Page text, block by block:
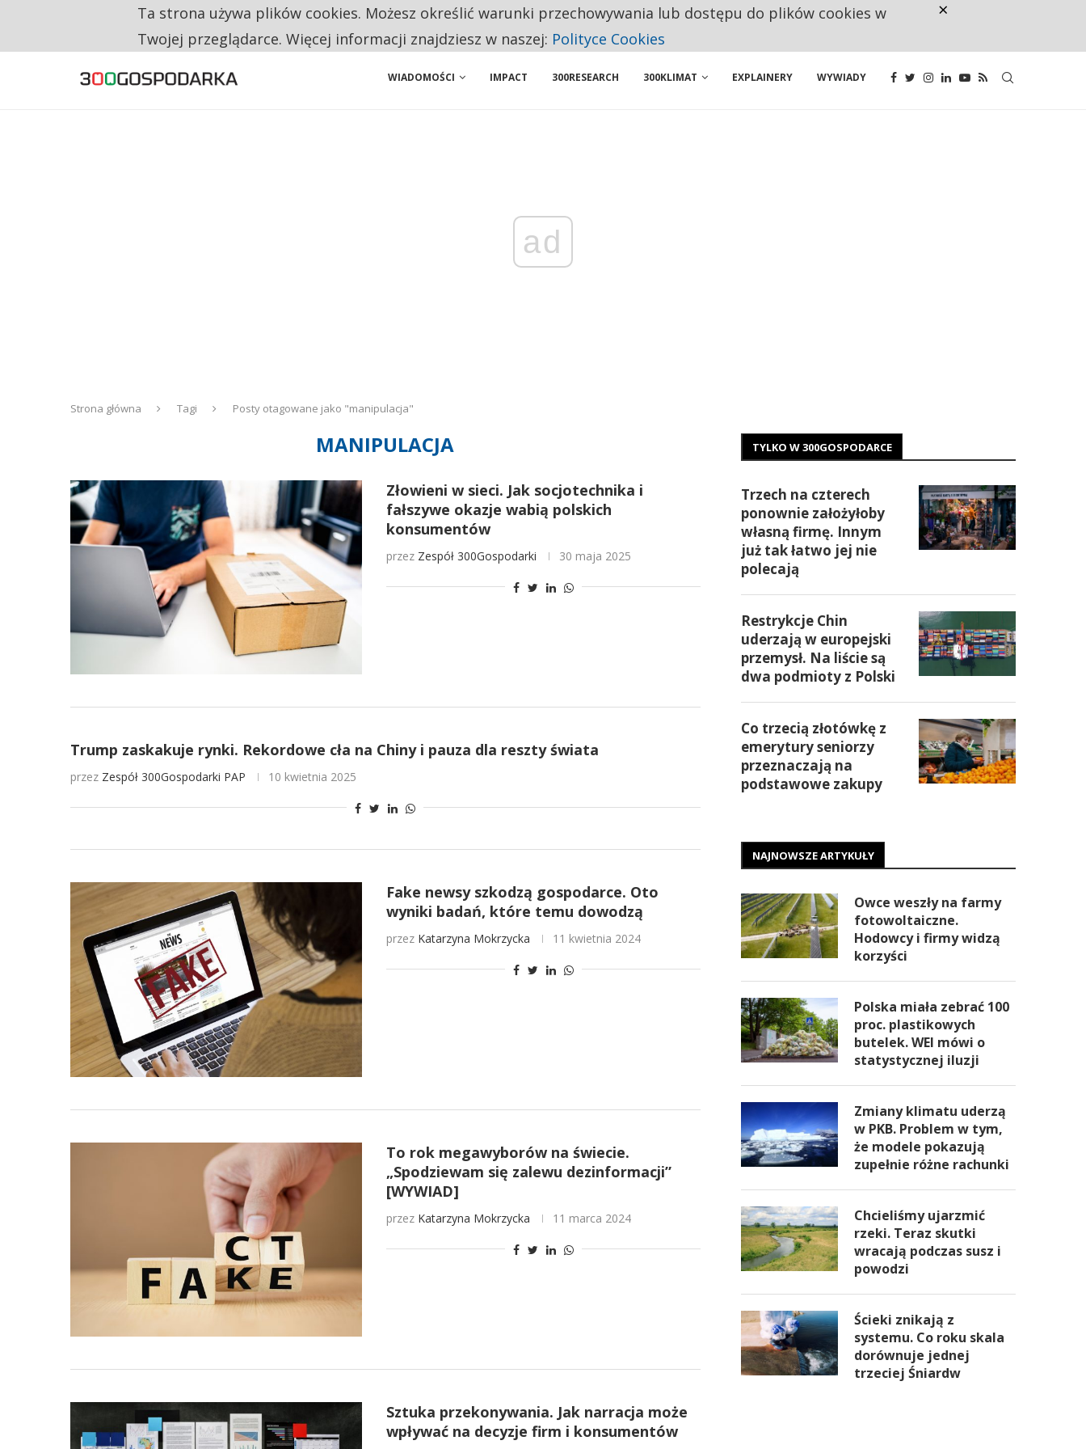
RESTRYKCJE CHIN UDERZAJĄ W EUROPEJSKI PRZEMYSŁ. NA LIŚCIE SĄ DWA PODMIOTY Z POLSKI
WIADOMOŚCI IMPACT 300RESEARCH 300KLIMAT EXPLAINERY WYWIADY
ad
Strona główna Tagi Posty otagowane jako "manipulacja"
MANIPULACJA
Złowieni w sieci. Jak socjotechnika i
fałszywe okazje wabią polskich
konsumentów
przez Zespół 300Gospodarki 30 maja 2025
Trump zaskakuje rynki. Rekordowe cła na Chiny i pauza dla reszty świata
przez Zespół 300Gospodarki PAP 10 kwietnia 2025
Fake newsy szkodzą gospodarce. Oto
wyniki badań, które temu dowodzą
przez Katarzyna Mokrzycka 11 kwietnia 2024
To rok megawyborów na świecie.
„Spodziewam się zalewu dezinformacji”
[WYWIAD]
przez Katarzyna Mokrzycka 11 marca 2024
Sztuka przekonywania. Jak narracja może
wpływać na decyzje firm i konsumentów
TYLKO W 300GOSPODARCE
Trzech na czterech
ponownie założyłoby
własną firmę. Innym
już tak łatwo jej nie
polecają
Restrykcje Chin
uderzają w europejski
przemysł. Na liście są
dwa podmioty z Polski
Co trzecią złotówkę z
emerytury seniorzy
przeznaczają na
podstawowe zakupy
NAJNOWSZE ARTYKUŁY
Owce weszły na farmy
fotowoltaiczne.
Hodowcy i firmy widzą
korzyści
Polska miała zebrać 100
proc. plastikowych
butelek. WEI mówi o
statystycznej iluzji
Zmiany klimatu uderzą
w PKB. Problem w tym,
że modele pokazują
zupełnie różne rachunki
Chcieliśmy ujarzmić
rzeki. Teraz skutki
wracają podczas susz i
powodzi
Ścieki znikają z
systemu. Co roku skala
dorównuje jednej
trzeciej Śniardw
Ta strona używa plików cookies. Możesz określić warunki przechowywania lub dostępu do plików cookies w
Twojej przeglądarce. Więcej informacji znajdziesz w naszej: Polityce Cookies
×